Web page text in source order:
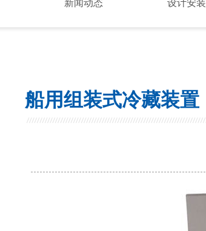
新闻动态 设计安装
船用组装式冷藏装置